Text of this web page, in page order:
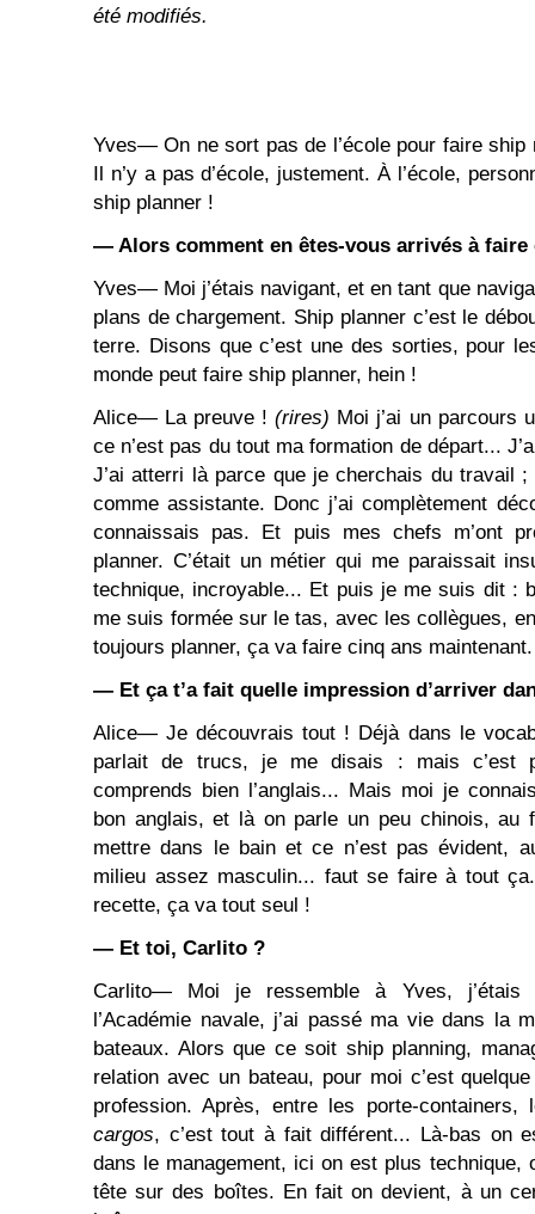
été modifiés.
Yves― On ne sort pas de l’école pour faire ship
Il n’y a pas d’école, justement. À l’école,
ship planner !
― Alors comment en êtes-vous arrivés à faire
Yves― Moi j’étais navigant, et en tant que
plans de chargement. Ship planner c’est le
terre. Disons que c’est une des sorties, pour
monde peut faire ship planner, hein !
Alice― La preuve !(rires) Moi j’ai un parcours
ce n’est pas du tout ma formation de départ...
J’ai atterri là parce que je cherchais du travail ;
comme assistante. Donc j’ai complètement
connaissais pas. Et puis mes chefs m’ont
planner. C’était un métier qui me paraissait
technique, incroyable... Et puis je me suis dit :
me suis formée sur le tas, avec les collègues,
toujours planner, ça va faire cinq ans
― Et ça t’a fait quelle impression d’arriver
Alice― Je découvrais tout ! Déjà dans le
parlait de trucs, je me disais : mais c’est
comprends bien l’anglais... Mais moi je
bon anglais, et là on parle un peu chinois,
mettre dans le bain et ce n’est pas évident,
milieu assez masculin... faut se faire à tout
recette, ça va tout seul !
― Et toi, Carlito ?
Carlito― Moi je ressemble à Yves, j’étais
l’Académie navale, j’ai passé ma vie dans la
bateaux. Alors que ce soit ship planning,
relation avec un bateau, pour moi c’est
profession. Après, entre les porte-
cargos, c’est tout à fait différent... Là-bas on
dans le management, ici on est plus technique,
tête sur des boîtes. En fait on devient, à un